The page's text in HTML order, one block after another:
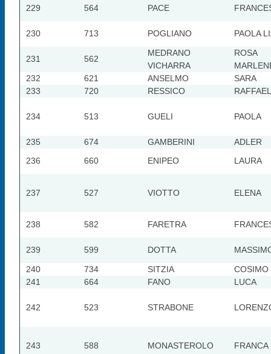
229 564 PACE
230 713 POGLIANO PAOLA
231 562
MEDRANO
VICHARRA
ROSA
232
621 ANSELMO
SARA
233
720 RESSICO
234 513 GUELI PAOLA
235 674 GAMBERINI
ADLER
236
660 ENIPEO LAURA
237 527 VIOTTO ELENA
238 582 FARETRA
239 599 DOTTA
240
734 SITZIA
COSIMO
241
664 FANO LUCA
242 523 STRABONE
243 588 MONASTEROLO FRANCA